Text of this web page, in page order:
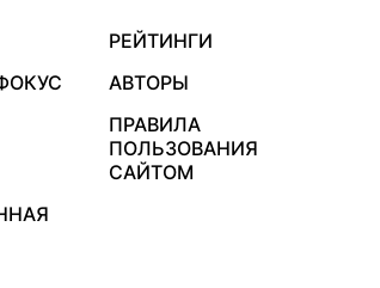
РЕЙТИНГИ
АВТОРЫ
ПРАВИЛА
ПОЛЬЗОВАНИЯ
САЙТОМ